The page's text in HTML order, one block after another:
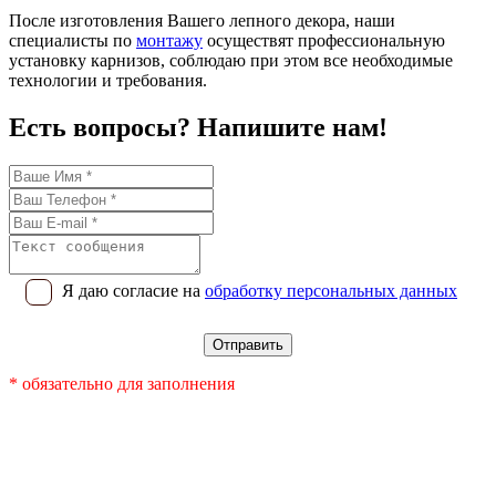
После изготовления Вашего лепного декора, наши
специалисты по монтажу осуществят профессиональную
установку карнизов, соблюдаю при этом все необходимые
технологии и требования.
Есть вопросы? Напишите нам!
Я даю согласие на обработку персональных данных
* обязательно для заполнения